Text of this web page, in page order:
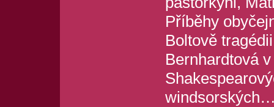
Příběhy
Boltově
Bernhardtová